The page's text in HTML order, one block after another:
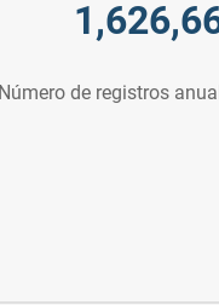
de registros